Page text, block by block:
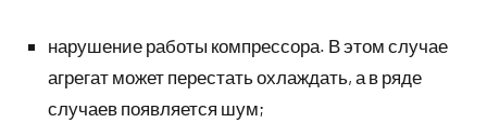
нарушение работы компрессора. В этом случае
агрегат может перестать охлаждать, а в ряде
случаев появляется шум;